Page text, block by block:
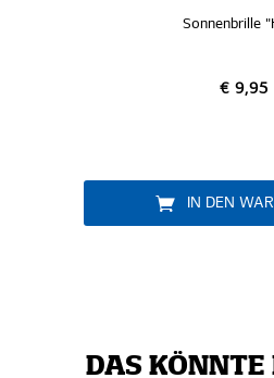
Sonnenbrille
€ 9,95
IN DEN
DAS KÖNNTE